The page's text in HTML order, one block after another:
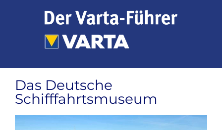
Das Deutsche
Schifffahrtsmuseum
Zeige